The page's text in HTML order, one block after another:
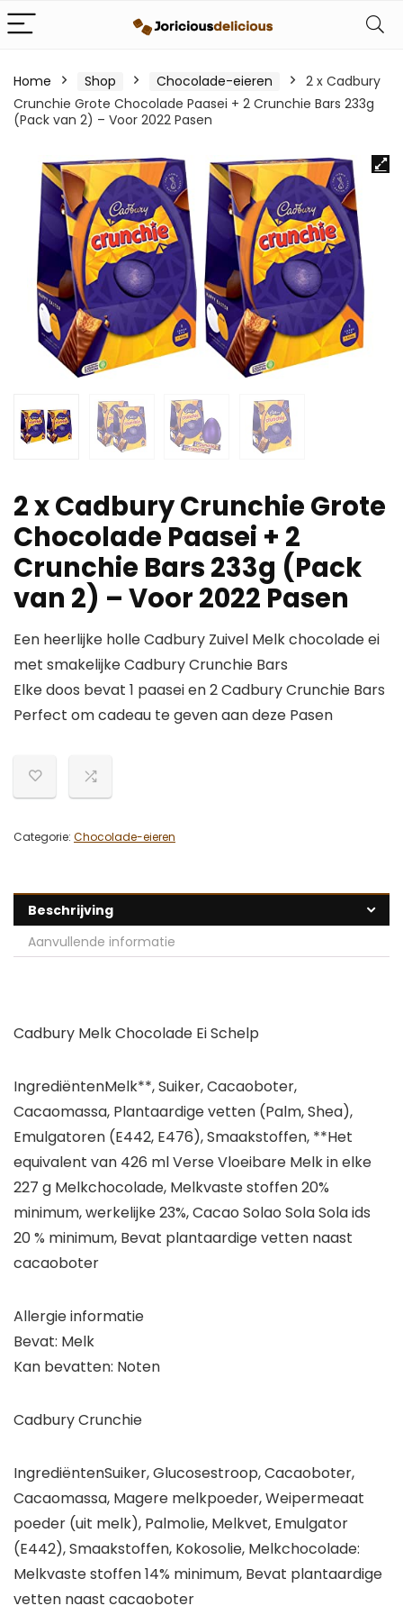
Home Shop Chocolade-eieren
2 x Cadbury
Crunchie Grote Chocolade Paasei + 2 Crunchie Bars 233g
(Pack van 2) – Voor 2022 Pasen
2 x Cadbury Crunchie Grote
Chocolade Paasei + 2
Crunchie Bars 233g (Pack
van 2) – Voor 2022 Pasen
Een heerlijke holle Cadbury Zuivel Melk chocolade ei
met smakelijke Cadbury Crunchie Bars
Elke doos bevat 1 paasei en 2 Cadbury Crunchie Bars
Perfect om cadeau te geven aan deze Pasen
Categorie: Chocolade-eieren
Beschrijving
Aanvullende informatie
Cadbury Melk Chocolade Ei Schelp
IngrediëntenMelk**, Suiker, Cacaoboter,
Cacaomassa, Plantaardige vetten (Palm, Shea),
Emulgatoren (E442, E476), Smaakstoffen, **Het
equivalent van 426 ml Verse Vloeibare Melk in elke
227 g Melkchocolade, Melkvaste stoffen 20%
minimum, werkelijke 23%, Cacao Solao Sola Sola ids
20 % minimum, Bevat plantaardige vetten naast
cacaoboter
Allergie informatie
Bevat: Melk
Kan bevatten: Noten
Cadbury Crunchie
IngrediëntenSuiker, Glucosestroop, Cacaoboter,
Cacaomassa, Magere melkpoeder, Weipermeaat
poeder (uit melk), Palmolie, Melkvet, Emulgator
(E442), Smaakstoffen, Kokosolie, Melkchocolade:
Melkvaste stoffen 14% minimum, Bevat plantaardige
vetten naast cacaoboter